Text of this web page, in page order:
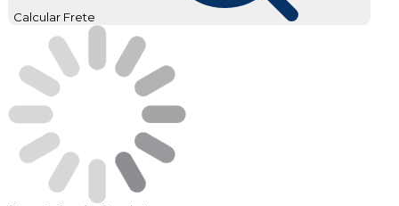
Calcular Frete